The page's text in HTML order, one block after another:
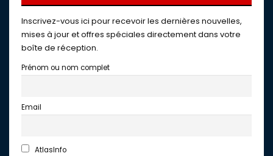
Inscrivez-vous ici pour recevoir les dernières nouvelles,
mises à jour et offres spéciales directement dans votre
boîte de réception.
Prénom ou nom complet
Email
AtlasInfo